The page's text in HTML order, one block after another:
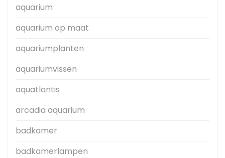
aquarium
aquarium op maat
aquariumplanten
aquariumvissen
aquatlantis
arcadia aquarium
badkamer
badkamerlampen